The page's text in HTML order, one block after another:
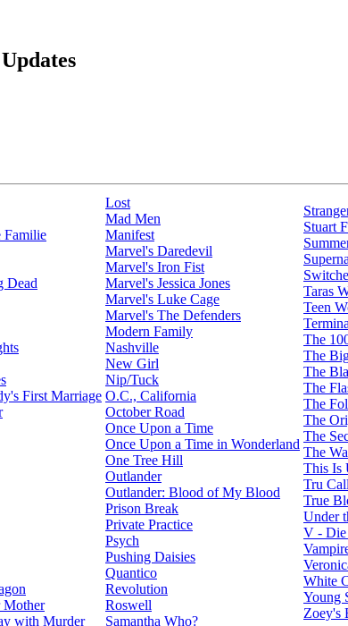
Familie
Dead
First Marriage
with Murder
Lost
Mad Men
Manifest
Marvel's Daredevil
Marvel's Iron Fist
Marvel's Jessica Jones
Marvel's Luke Cage
Marvel's The Defenders
Modern Family
Nashville
New Girl
Nip/Tuck
O.C., California
October Road
Once Upon a Time
Once Upon a Time in Wonderland
One Tree Hill
Outlander
Outlander: Blood of My Blood
Prison Break
Private Practice
Psych
Pushing Daisies
Quantico
Revolution
Roswell
Samantha Who?
Stuart
Taras
Teen
The
The
The
The
The
The
The
The
This Is
Tru
True
Under
V - Die
White
Young
Zoey's